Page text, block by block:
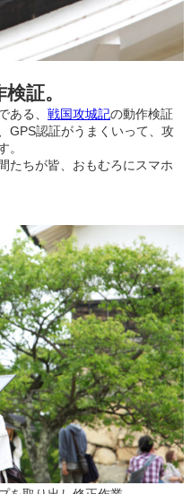
証。
ある、 戦国攻城記の動作検証
GPS認証がうまくいって、攻
。
たちが皆、おもむろにスマホ